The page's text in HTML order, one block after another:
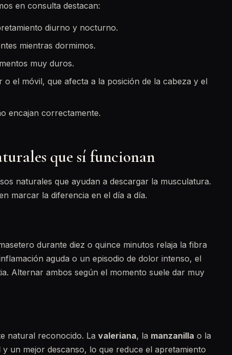
en consulta destacan:
diurno y nocturno.
mientras dormimos.
muy duros.
el móvil, que afecta a la posición de la cabeza y el
encajan correctamente.
que sí funcionan
naturales que ayudan a descargar la musculatura.
marcar la diferencia en el día a día.
durante diez o quince minutos relaja la fibra
aguda o un episodio de dolor intenso, el
Alternar ambos según el momento suele dar muy
natural reconocido. La valeriana, la manzanilla o la
un mejor descanso, lo que reduce el apretamiento